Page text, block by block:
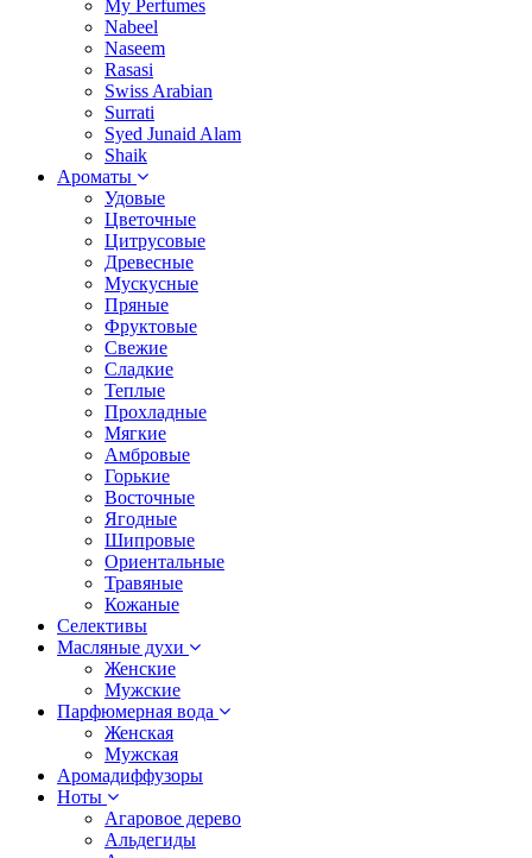
My Perfumes
Nabeel
Naseem
Rasasi
Swiss Arabian
Surrati
Syed Junaid Alam
Shaik
Ароматы
Удовые
Цветочные
Цитрусовые
Древесные
Мускусные
Пряные
Фруктовые
Свежие
Сладкие
Теплые
Прохладные
Мягкие
Амбровые
Горькие
Восточные
Ягодные
Шипровые
Ориентальные
Травяные
Кожаные
Селективы
Масляные духи
Женские
Мужские
Парфюмерная вода
Женская
Мужская
Аромадиффузоры
Ноты
Агаровое дерево
Альдегиды